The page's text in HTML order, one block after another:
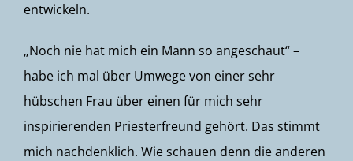
entwickeln.
„Noch nie hat mich ein Mann so angeschaut“ –
habe ich mal über Umwege von einer sehr
hübschen Frau über einen für mich sehr
inspirierenden Priesterfreund gehört. Das stimmt
mich nachdenklich. Wie schauen denn die anderen